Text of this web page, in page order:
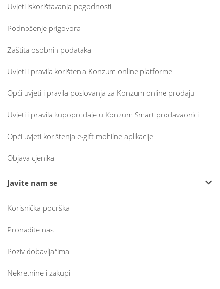
Uvjeti iskorištavanja pogodnosti
Podnošenje prigovora
Zaštita osobnih podataka
Uvjeti i pravila korištenja Konzum online platforme
Opći uvjeti i pravila poslovanja za Konzum online prodaju
Uvjeti i pravila kupoprodaje u Konzum Smart prodavaonici
Opći uvjeti korištenja e-gift mobilne aplikacije
Objava cjenika
Javite nam se
Korisnička podrška
Pronađite nas
Poziv dobavljačima
Nekretnine i zakupi